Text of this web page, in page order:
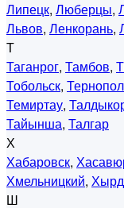
Липецк, Люберцы,
Львов, Ленкорань,
Т
Таганрог, Тамбов,
Тобольск,
Темиртау,
Тайынша, Талгар
Х
Хабаровск,
Хмельницкий,
Ш